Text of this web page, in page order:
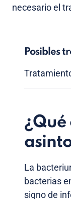
necesario el
Posibles
La
bacterias
signo de